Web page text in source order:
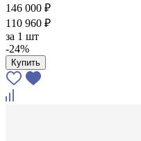
146 000 ₽
110 960 ₽
за 1 шт
-24%
Купить